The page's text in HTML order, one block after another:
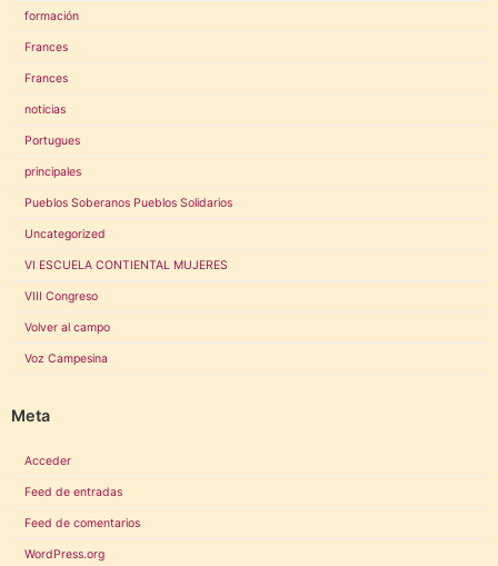
formación
Frances
Frances
noticias
Portugues
principales
Pueblos Soberanos Pueblos Solidarios
Uncategorized
VI ESCUELA CONTIENTAL MUJERES
VIII Congreso
Volver al campo
Voz Campesina
Meta
Acceder
Feed de entradas
Feed de comentarios
WordPress.org